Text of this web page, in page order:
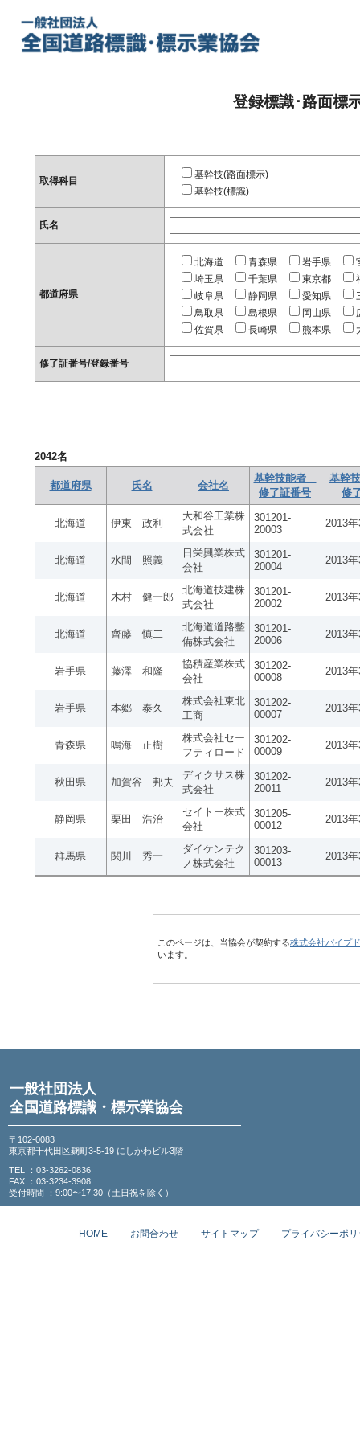
登録標識･路面標
取得科目
基幹技(路面標示)
基幹技(標識)
氏名
都道府県
北海道 青森県 岩手県
埼玉県
千葉県 東京都
岐阜県
静岡県 愛知県
鳥取県
島根県 岡山県
佐賀県
長崎県 熊本県
修了証番号/登録番号
2042名
都道府県 氏名 会社名
基幹技能者
修了証番号
基幹
修
北海道 伊東 政利
大和谷工業株
式会社
301201-
20003
2013
北海道 水間 照義
日栄興業株式
会社
301201-
20004
2013
北海道 木村 健一郎
北海道技建株
式会社
301201-
20002
2013
北海道 齊藤 慎二
北海道道路整
備株式会社
301201-
20006
2013
岩手県 藤澤 和隆
協積産業株式
会社
301202-
00008
2013
岩手県 本郷 泰久
株式会社東北
工商
301202-
00007
2013
青森県 鳴海 正樹
株式会社セー
フティロード
301202-
00009
2013
秋田県 加賀谷 邦夫
ディクサス株
式会社
301202-
20011
2013
静岡県 栗田 浩治
セイトー株式
会社
301205-
00012
2013
群馬県 関川 秀一
ダイケンテク
ノ株式会社
301203-
00013
2013
このページは、当協会が契約する株式会社パイプ
います。
一般社団法人
全国道路標識・標示業協会
〒102-0083
東京都千代田区麹町3-5-19 にしかわビル3階
TEL ：03-3262-0836
FAX ：03-3234-3908
受付時間 ：9:00〜17:30（土日祝を除く）
HOME お問合わせ サイトマップ プライバシーポ